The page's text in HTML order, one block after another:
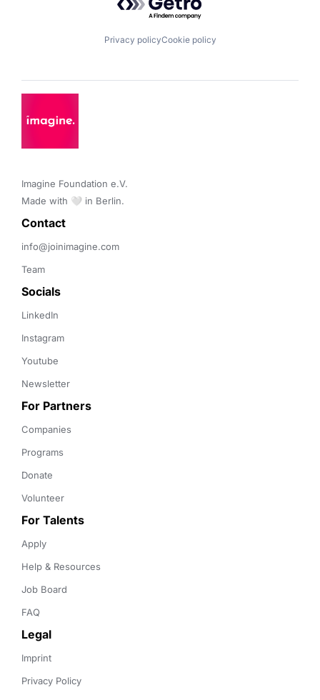
Privacy policyCookie policy
Imagine Foundation e.V.
Made with 🤍 in Berlin.
Contact
info@joinimagine.com
Team
Socials
LinkedIn
Instagram
Youtube
Newsletter
For Partners
Companies
Programs
Donate
Volunteer
For Talents
Apply
Help & Resources
Job Board
FAQ
Legal
Imprint
Privacy Policy